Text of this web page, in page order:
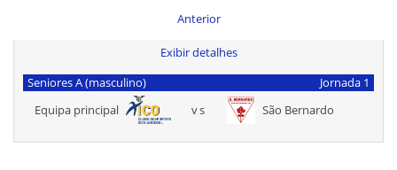
Anterior
Exibir detalhes
Seniores A (masculino)
Jornada 1
Equipa principal
vs São Bernardo